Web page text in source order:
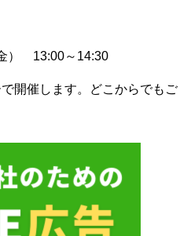
） 13:00～14:30
開催します。どこからでもご